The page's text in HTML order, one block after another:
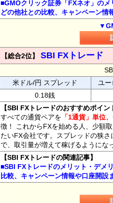
■GMOクリック証券「FXネオ」の
どの他社との比較、キャンペーン情
【総合2位】 SBI FXトレード
米ドル/円 スプレッド
ユー
0.18銭
【SBI FXトレードのおすすめポイン
すべての通貨ペアを 「1通貨」単位
徴！ これからFXを始める人、少額
たいFX会社です。スプレッドの狭
で、取引量が増えて稼げるようにな
【SBI FXトレードの関連記事】
■SBI FXトレードのメリット・デメ
比較、キャンペーン情報や口座開設